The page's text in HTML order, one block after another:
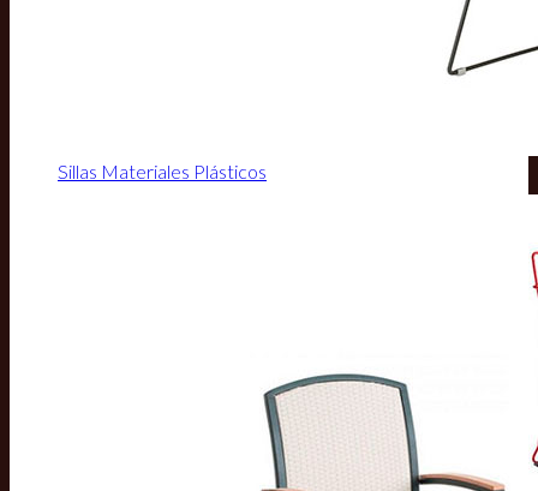
Sillas Materiales Plásticos